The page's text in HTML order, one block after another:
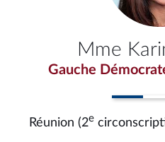
Mme
Gauche
Réunion (2e